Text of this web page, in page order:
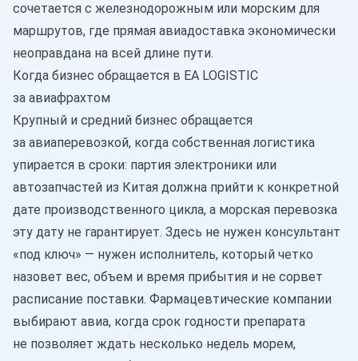
сочетается с железнодорожным или морским для
маршрутов, где прямая авиадоставка экономически
неоправдана на всей длине пути.
Когда бизнес обращается в EA LOGISTIC
за авиафрахтом
Крупный и средний бизнес обращается
за авиаперевозкой, когда собственная логистика
упирается в сроки: партия электроники или
автозапчастей из Китая должна прийти к конкретной
дате производственного цикла, а морская перевозка
эту дату не гарантирует. Здесь не нужен консультант
«под ключ» — нужен исполнитель, который четко
назовет вес, объем и время прибытия и не сорвет
расписание поставки. Фармацевтические компании
выбирают авиа, когда срок годности препарата
не позволяет ждать несколько недель морем,